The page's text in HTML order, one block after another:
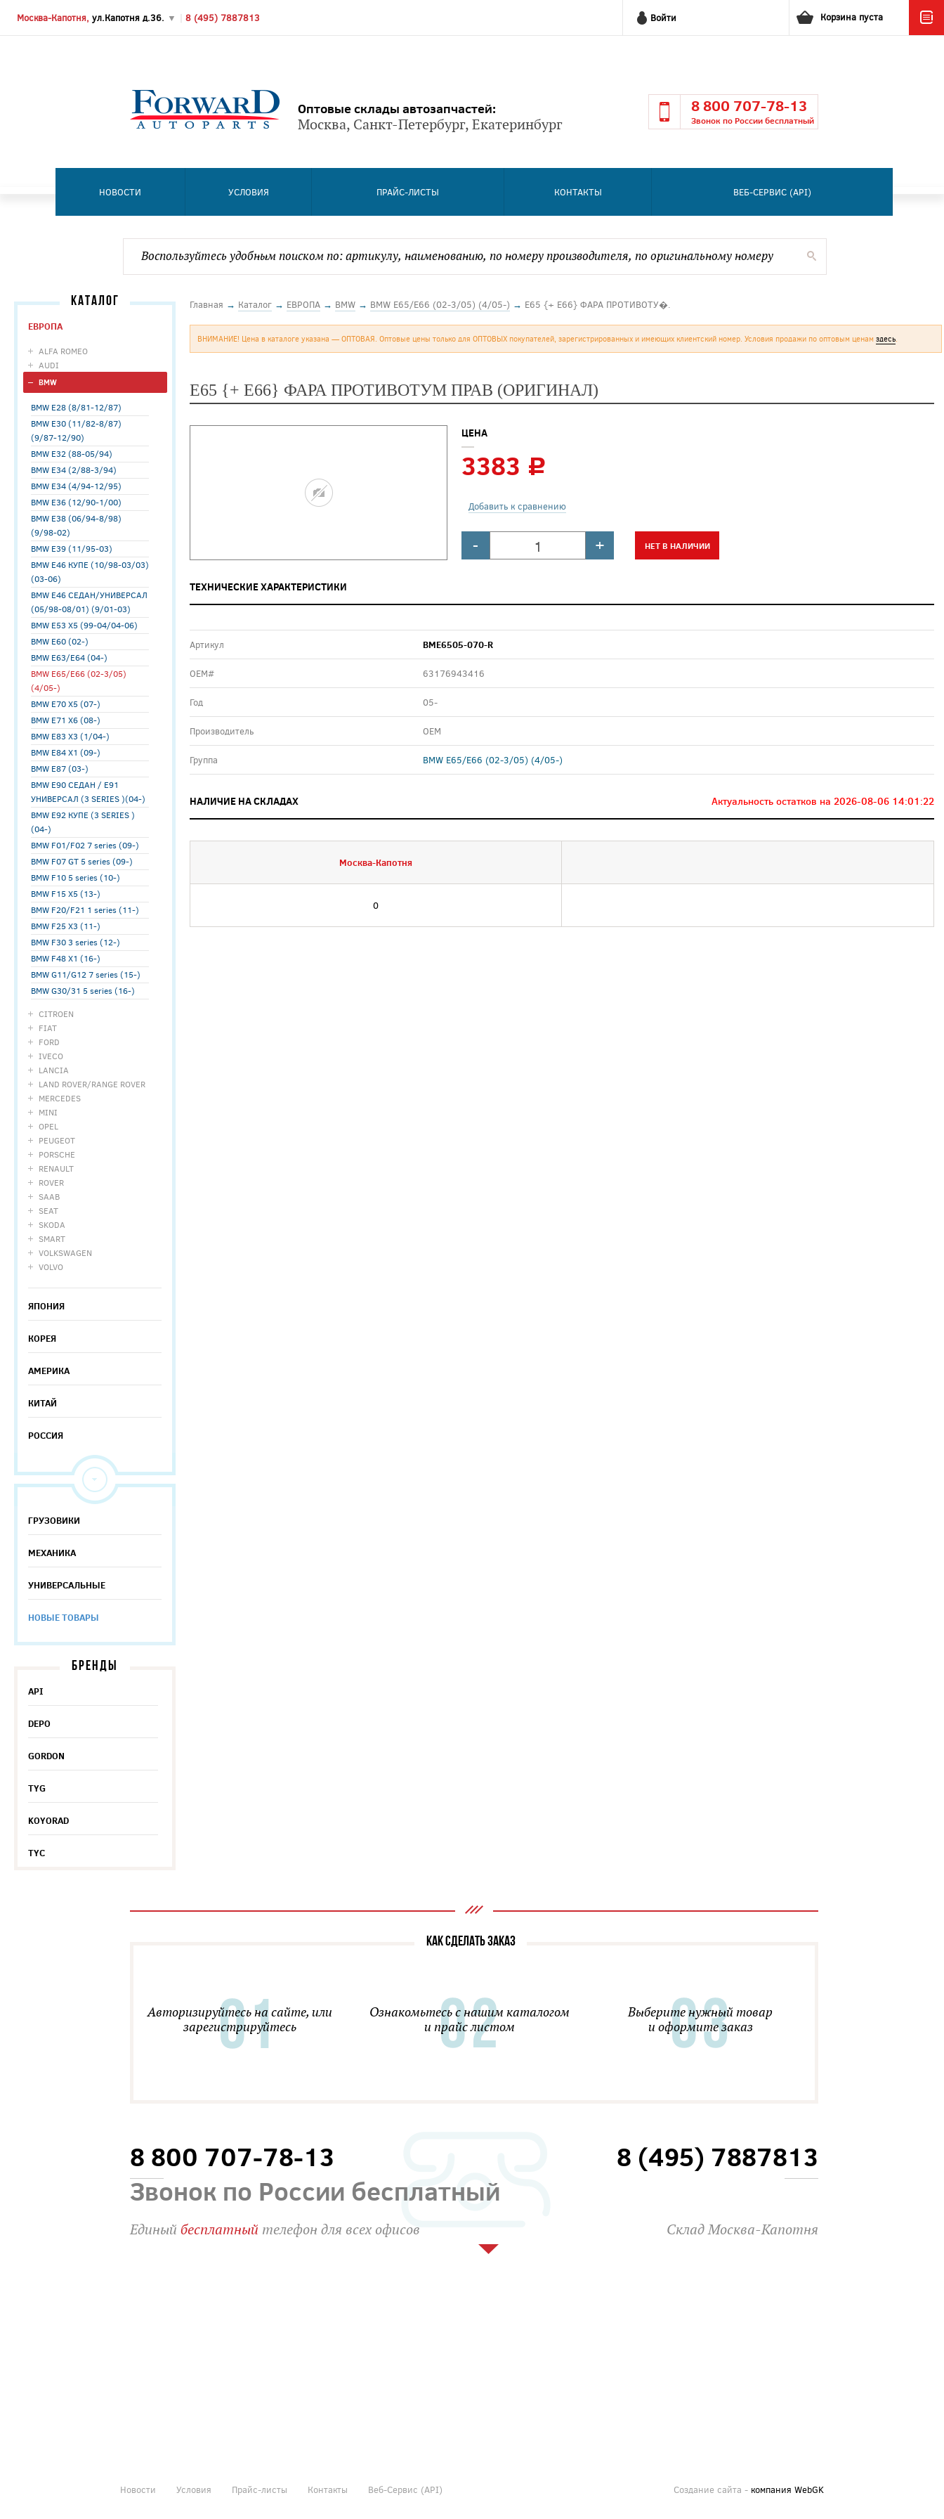
Москва-Капотня, ул.Капотня д.36. ▼ 8 (495) 7887813 Войти Корзина пуста
Оптовые склады автозапчастей:
Москва, Санкт-Петербург, Екатеринбург
8 800 707-78-13
Звонок по России бесплатный
НОВОСТИ УСЛОВИЯ ПРАЙС-ЛИСТЫ КОНТАКТЫ ВЕБ-СЕРВИС (API)
КАТАЛОГ
ЕВРОПА
ALFA ROMEO
AUDI
BMW
BMW E28 (8/81-12/87)
BMW E30 (11/82-8/87)
(9/87-12/90)
BMW E32 (88-05/94)
BMW E34 (2/88-3/94)
BMW E34 (4/94-12/95)
BMW E36 (12/90-1/00)
BMW E38 (06/94-8/98)
(9/98-02)
BMW E39 (11/95-03)
BMW E46 КУПЕ (10/98-03/03)
(03-06)
BMW E46 СЕДАН/УНИВЕРСАЛ
(05/98-08/01) (9/01-03)
BMW E53 X5 (99-04/04-06)
BMW E60 (02-)
BMW E63/E64 (04-)
BMW E65/E66 (02-3/05)
(4/05-)
BMW E70 X5 (07-)
BMW E71 X6 (08-)
BMW E83 X3 (1/04-)
BMW E84 X1 (09-)
BMW E87 (03-)
BMW E90 СЕДАН / E91
УНИВЕРСАЛ (3 SERIES )(04-)
BMW E92 КУПЕ (3 SERIES )
(04-)
BMW F01/F02 7 series (09-)
BMW F07 GT 5 series (09-)
BMW F10 5 series (10-)
BMW F15 X5 (13-)
BMW F20/F21 1 series (11-)
BMW F25 X3 (11-)
BMW F30 3 series (12-)
BMW F48 X1 (16-)
BMW G11/G12 7 series (15-)
BMW G30/31 5 series (16-)
CITROEN
FIAT
FORD
IVECO
LANCIA
LAND ROVER/RANGE ROVER
MERCEDES
MINI
OPEL
PEUGEOT
PORSCHE
RENAULT
ROVER
SAAB
SEAT
SKODA
SMART
VOLKSWAGEN
VOLVO
ЯПОНИЯ
КОРЕЯ
АМЕРИКА
КИТАЙ
РОССИЯ
ГРУЗОВИКИ
МЕХАНИКА
УНИВЕРСАЛЬНЫЕ
НОВЫЕ ТОВАРЫ
БРЕНДЫ
API
DEPO
GORDON
TYG
KOYORAD
TYC
Главная → Каталог → ЕВРОПА → BMW → BMW E65/E66 (02-3/05) (4/05-) → E65 {+ E66} ФАРА ПРОТИВОТУ�.
ВНИМАНИЕ! Цена в каталоге указана — ОПТОВАЯ. Оптовые цены только для ОПТОВЫХ покупателей, зарегистрированных и имеющих клиентский номер. Условия продажи по оптовым ценам здесь.
E65 {+ E66} ФАРА ПРОТИВОТУМ ПРАВ (ОРИГИНАЛ)
ЦЕНА
3383 c
Добавить к сравнению
- + НЕТ В НАЛИЧИИ
ТЕХНИЧЕСКИЕ ХАРАКТЕРИСТИКИ
Артикул BME6505-070-R
ОЕМ# 63176943416
Год 05-
Производитель OEM
Группа BMW E65/E66 (02-3/05) (4/05-)
НАЛИЧИЕ НА СКЛАДАХ Актуальность остатков на 2026-08-06 14:01:22
Москва-Капотня
0
КАК СДЕЛАТЬ ЗАКАЗ
Авторизируйтесь на сайте, или
зарегистрируйтесь
Ознакомьтесь с нашим каталогом
и прайс листом
Выберите нужный товар
и оформите заказ
8 800 707-78-13
Звонок по России бесплатный
8 (495) 7887813
Единыйбесплатный телефон для всех офисов Склад Москва-Капотня
Новости Условия Прайс-листы Контакты Веб-Сервис (API) Создание сайта - компания WebGK